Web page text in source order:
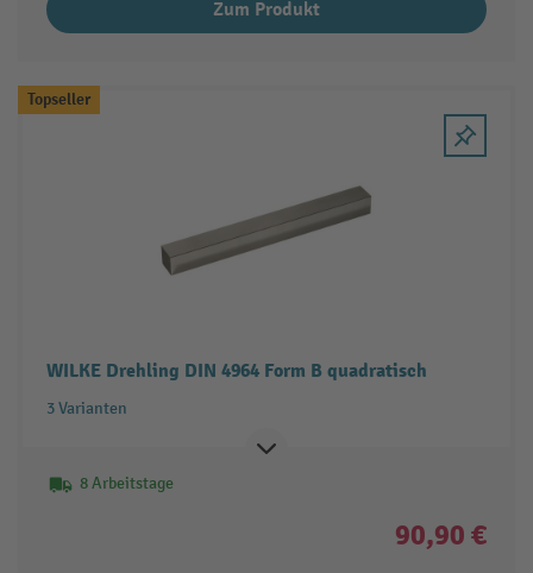
Zum Produkt
Topseller
WILKE Drehling DIN 4964 Form B quadratisch
3 Varianten
8 Arbeitstage
90,90 €